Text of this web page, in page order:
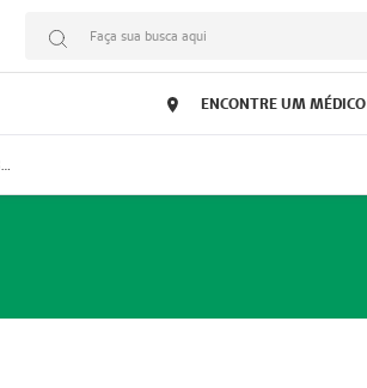
Faça sua busca aqui
ENCONTRE UM MÉDICO
Prestador Oncoped Serviços Médicos (51004335-0)